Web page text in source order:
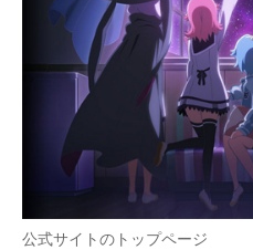
公式サイトのトップページ